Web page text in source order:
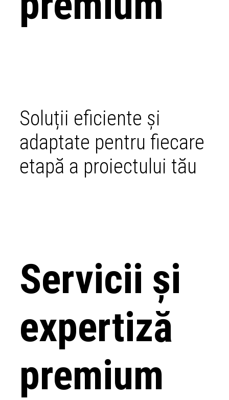
Soluții eficiente și
adaptate pentru fiecare
etapă a proiectului tău
Servicii și
expertiză
premium